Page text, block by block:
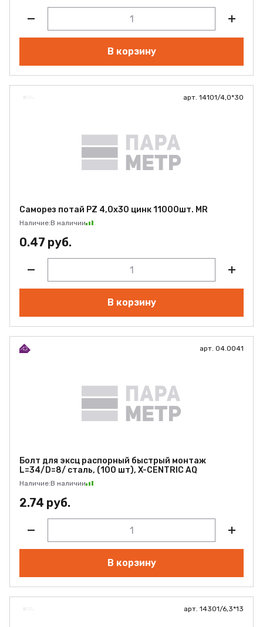
В корзину
арт. 14101/4,0*30
Саморез потай PZ 4,0х30 цинк 11000шт. MR
Наличие:В наличии
0.47 руб.
В корзину
арт. 04.0041
Болт для эксц распорный быстрый монтаж
L=34/D=8/ сталь, (100 шт), X-CENTRIC AQ
Наличие:В наличии
2.74 руб.
В корзину
арт. 14301/6,3*13